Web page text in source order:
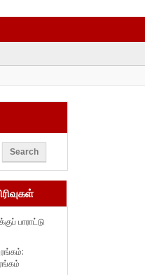
பாராட்டு